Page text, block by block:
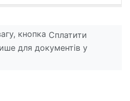
кнопка Сплатити
для документів у